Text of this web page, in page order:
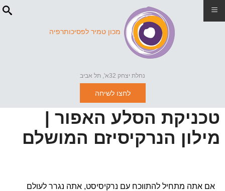
מכון טמיר לפסיכותרפיה
נחלת יצחק 32א', תל אביב
לחצו לשיחה
טכניקת הסלע האפור |
מילון הנרקיסיזם המושלם
אם אתה מתחיל להתווכח עם נרקיסיסט, אתה נגרר לעולם
≡